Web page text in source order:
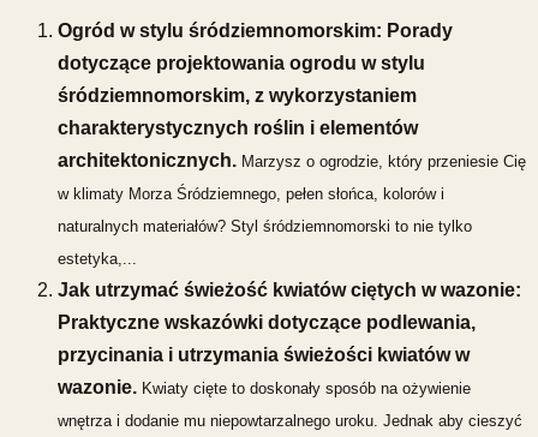
Ogród w stylu śródziemnomorskim: Porady
dotyczące projektowania ogrodu w stylu
śródziemnomorskim, z wykorzystaniem
charakterystycznych roślin i elementów
architektonicznych. Marzysz o ogrodzie, który przeniesie Cię
w klimaty Morza Śródziemnego, pełen słońca, kolorów i
naturalnych materiałów? Styl śródziemnomorski to nie tylko
estetyka,...
Jak utrzymać świeżość kwiatów ciętych w wazonie:
Praktyczne wskazówki dotyczące podlewania,
przycinania i utrzymania świeżości kwiatów w
wazonie. Kwiaty cięte to doskonały sposób na ożywienie
wnętrza i dodanie mu niepowtarzalnego uroku. Jednak aby cieszyć